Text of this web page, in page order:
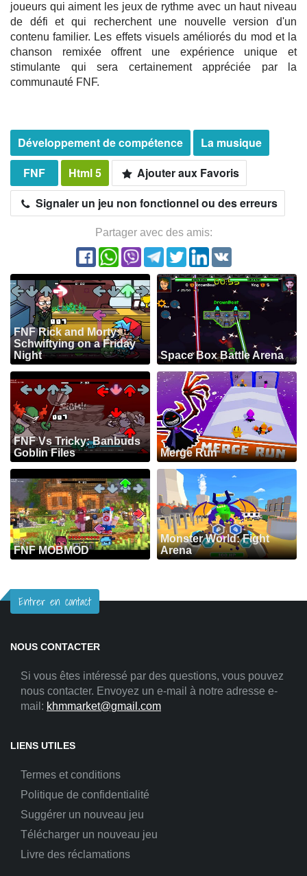
joueurs qui aiment les jeux de rythme avec un haut niveau
de défi et qui recherchent une nouvelle version d'un
contenu familier. Les effets visuels améliorés du mod et la
chanson remixée offrent une expérience unique et
stimulante qui sera certainement appréciée par la
communauté FNF.
Développement de compétence
La musique
FNF
Html 5
Ajouter aux Favoris
Signaler un jeu non fonctionnel ou des erreurs
Partager avec des amis:
FNF Rick and Morty:
Schwiftying on a Friday
Night
Space Box Battle Arena
FNF Vs Tricky: Banbuds
Goblin Files
Merge Run
FNF MOBMOD
Monster World: Fight
Arena
Entrer en contact
NOUS CONTACTER
Si vous êtes intéressé par des questions, vous pouvez
nous contacter. Envoyez un e-mail à notre adresse e-
mail: khmmarket@gmail.com
LIENS UTILES
Termes et conditions
Politique de confidentialité
Suggérer un nouveau jeu
Télécharger un nouveau jeu
Livre des réclamations